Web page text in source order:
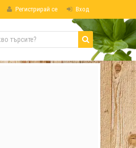
Регистрирай се Вход